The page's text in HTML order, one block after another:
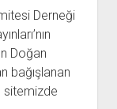
Derneği
Doğan
bağışlanan
sitemizde